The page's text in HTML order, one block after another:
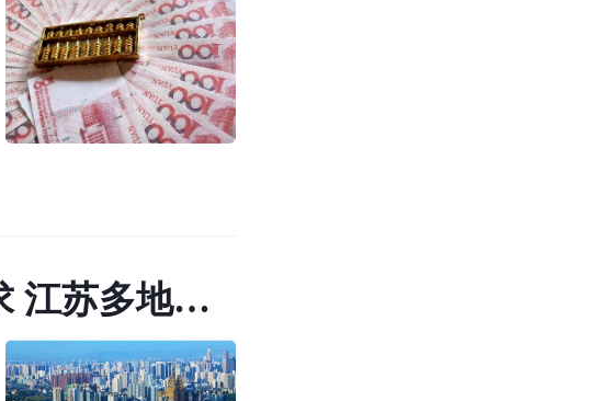
江苏多地取